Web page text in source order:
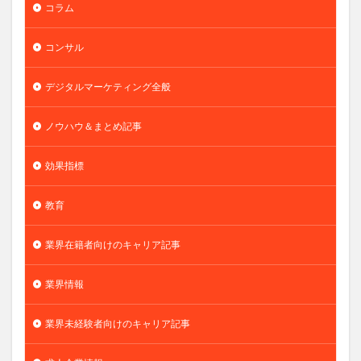
コラム
コンサル
デジタルマーケティング全般
ノウハウ＆まとめ記事
効果指標
教育
業界在籍者向けのキャリア記事
業界情報
業界未経験者向けのキャリア記事